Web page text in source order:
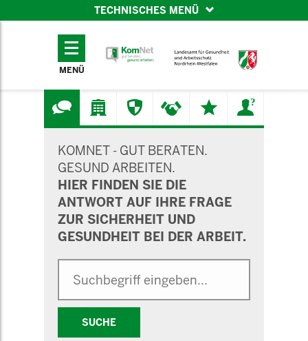
TECHNISCHES MENÜ
TECHNISCHES
MENÜ
KOMNET - GUT BERATEN.
GESUND ARBEITEN.
HIER FINDEN SIE DIE
ANTWORT AUF IHRE FRAGE
ZUR SICHERHEIT UND
GESUNDHEIT BEI DER ARBEIT.
SUCHE